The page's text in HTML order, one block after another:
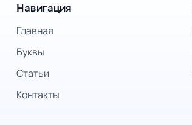
Навигация
Главная
Буквы
Статьи
Контакты